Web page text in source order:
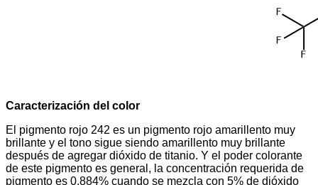
Caracterización del color
El pigmento rojo 242 es un pigmento rojo amarillento muy
brillante y el tono sigue siendo amarillento muy brillante
después de agregar dióxido de titanio. Y el poder colorante
de este pigmento es general, la concentración requerida de
pigmento es 0,884% cuando se mezcla con 5% de dióxido